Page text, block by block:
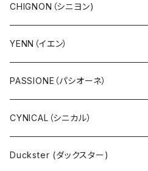
Ｔシャツ・シャツ（長袖）
Ｔシャツ・シャツ（5・7分袖）
Ｔシャツ・シャツ（半袖）
プルオーバー
パーカ・フード
cafune (カフネ)
RILATO（リラート）
MONiLE（モニーレ）
ANTGAUGE（アントゲージ）
C.C.CROSS（シーシークロス）
CHIGNON（シニヨン)
YENN（イエン）
PASSIONE（パシオーネ）
CYNICAL（シニカル）
Duckster (ダックスター)